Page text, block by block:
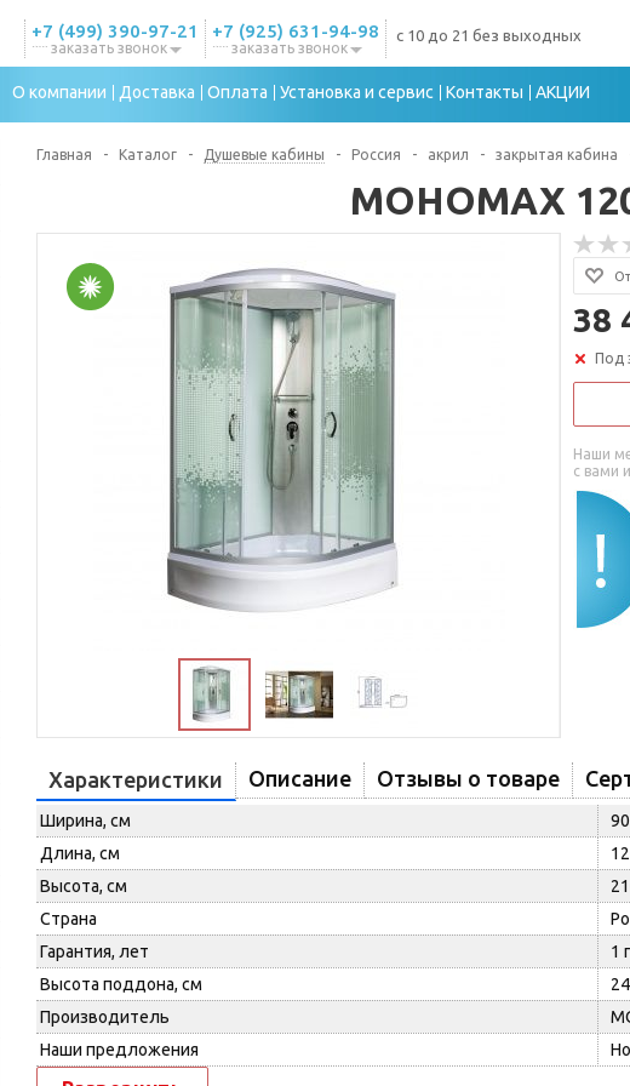
+7 (499) 390-97-21
заказать звонок
+7 (925) 631-94-98
заказать звонок
с 10 до 21 без выходных
О компании Доставка Оплата Установка и сервис Контакты АКЦИИ
Главная - Каталог - Душевые кабины - Россия - акрил - закрытая кабина
МОНОМАХ
38
Под
Наши
с вами
Характеристики Описание Отзывы о товаре
Ширина, см
90
Длина, см
Высота, см
Страна
Гарантия, лет
1
Высота поддона, см
24
Производитель
Наши предложения